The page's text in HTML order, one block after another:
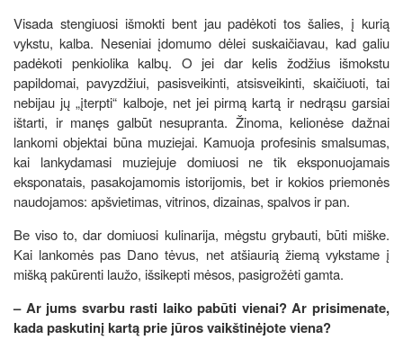
Visada stengiuosi išmokti bent jau padėkoti tos šalies, į kurią
vykstu, kalba. Neseniai įdomumo dėlei suskaičiavau, kad galiu
padėkoti penkiolika kalbų. O jei dar kelis žodžius išmokstu
papildomai, pavyzdžiui, pasisveikinti, atsisveikinti, skaičiuoti, tai
nebijau jų „įterpti“ kalboje, net jei pirmą kartą ir nedrąsu garsiai
ištarti, ir manęs galbūt nesupranta. Žinoma, kelionėse dažnai
lankomi objektai būna muziejai. Kamuoja profesinis smalsumas,
kai lankydamasi muziejuje domiuosi ne tik eksponuojamais
eksponatais, pasakojamomis istorijomis, bet ir kokios priemonės
naudojamos: apšvietimas, vitrinos, dizainas, spalvos ir pan.
Be viso to, dar domiuosi kulinarija, mėgstu grybauti, būti miške.
Kai lankomės pas Dano tėvus, net atšiaurią žiemą vykstame į
mišką pakūrenti laužo, išsikepti mėsos, pasigrožėti gamta.
– Ar jums svarbu rasti laiko pabūti vienai? Ar prisimenate,
kada paskutinį kartą prie jūros vaikštinėjote viena?